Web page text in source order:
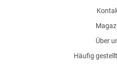
Über
Häufig